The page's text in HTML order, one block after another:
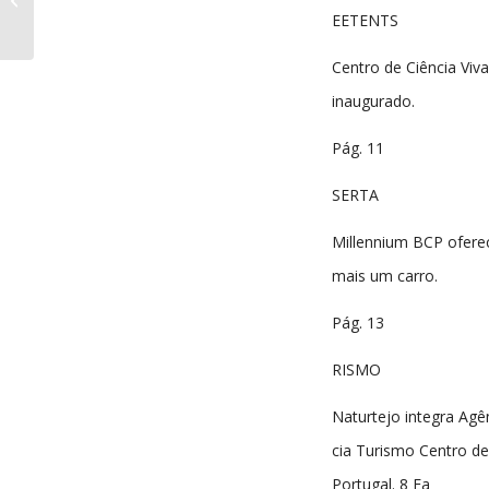
EETENTS
Centro de Ciência Viva
inaugurado.
Pág. 11
SERTA
Millennium BCP
mais um carro.
Pág. 13
RISMO
Naturtejo integra
cia Turismo Centro de
Portugal. 8 Ea